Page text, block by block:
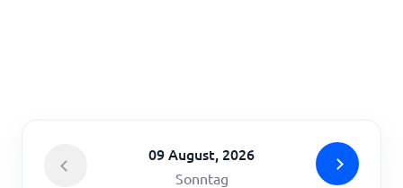
09 August, 2026
Sonntag